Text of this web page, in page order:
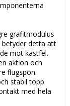
grafitmodulus
betyder detta att
mot kastfel.
aktion och
flugspön.
stabil topp.
med hela